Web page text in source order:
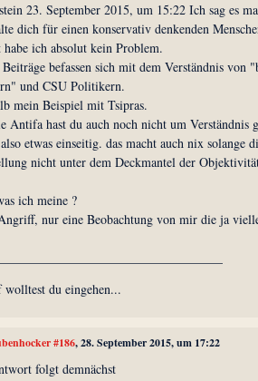
23. September 2015, um 15:22 Ich sag es
dich für einen konservativ denkenden
ich absolut kein Problem.
befassen sich mit dem Verständnis von
und CSU Politikern.
mein Beispiel mit Tsipras.
Antifa hast du auch noch nicht um Verständnis
etwas einseitig. das macht auch nix solange
nicht unter dem Deckmantel der
ich meine ?
nur eine Beobachtung von mir die ja
wolltest du eingehen...
#186, 28. September 2015, um 17:22
folgt demnächst